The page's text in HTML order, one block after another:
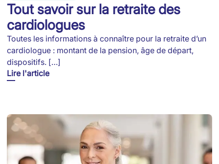
Tout savoir sur la retraite des
cardiologues
Toutes les informations à connaître pour la retraite d’un
cardiologue : montant de la pension, âge de départ,
dispositifs. […]
Lire l'article